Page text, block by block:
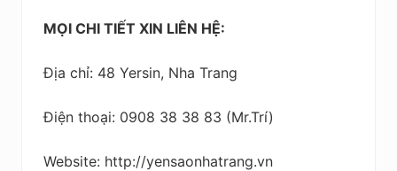
MỌI CHI TIẾT XIN LIÊN HỆ:
Địa chỉ: 48 Yersin, Nha Trang
Điện thoại: 0908 38 38 83 (Mr.Trí)
Website: http://yensaonhatrang.vn